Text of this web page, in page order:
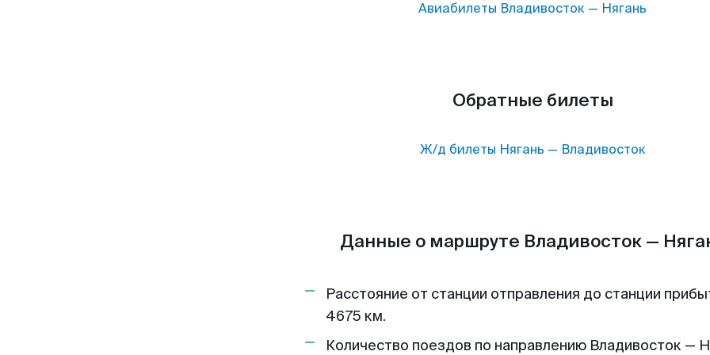
Авиабилеты Владивосток — Нягань
Обратные билеты
Ж/д билеты Нягань — Владивосток
Данные о маршруте Владивосток —
Расстояние от станции отправления до станции
4675 км.
Количество поездов по направлению Владивосток —